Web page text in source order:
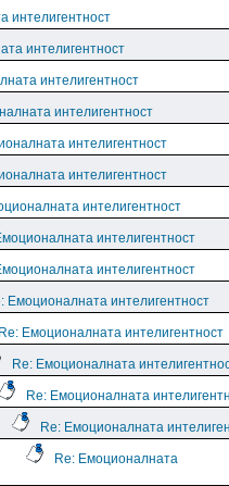
интелигентност
интелигентност
интелигентност
интелигентност
интелигентност
интелигентност
интелигентност
интелигентност
интелигентност
Емоционалната интелигентност
Re: Емоционалната интелигентност
Re: Емоционалната
Re: Емоционалната
Re: Емоционалната
Re: Емоционалната